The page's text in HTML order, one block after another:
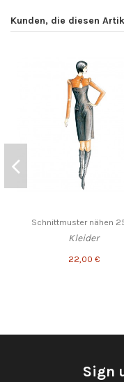
Kunden, die diesen
Schnittmuster nähen
Kleider
22,00 €
Sign